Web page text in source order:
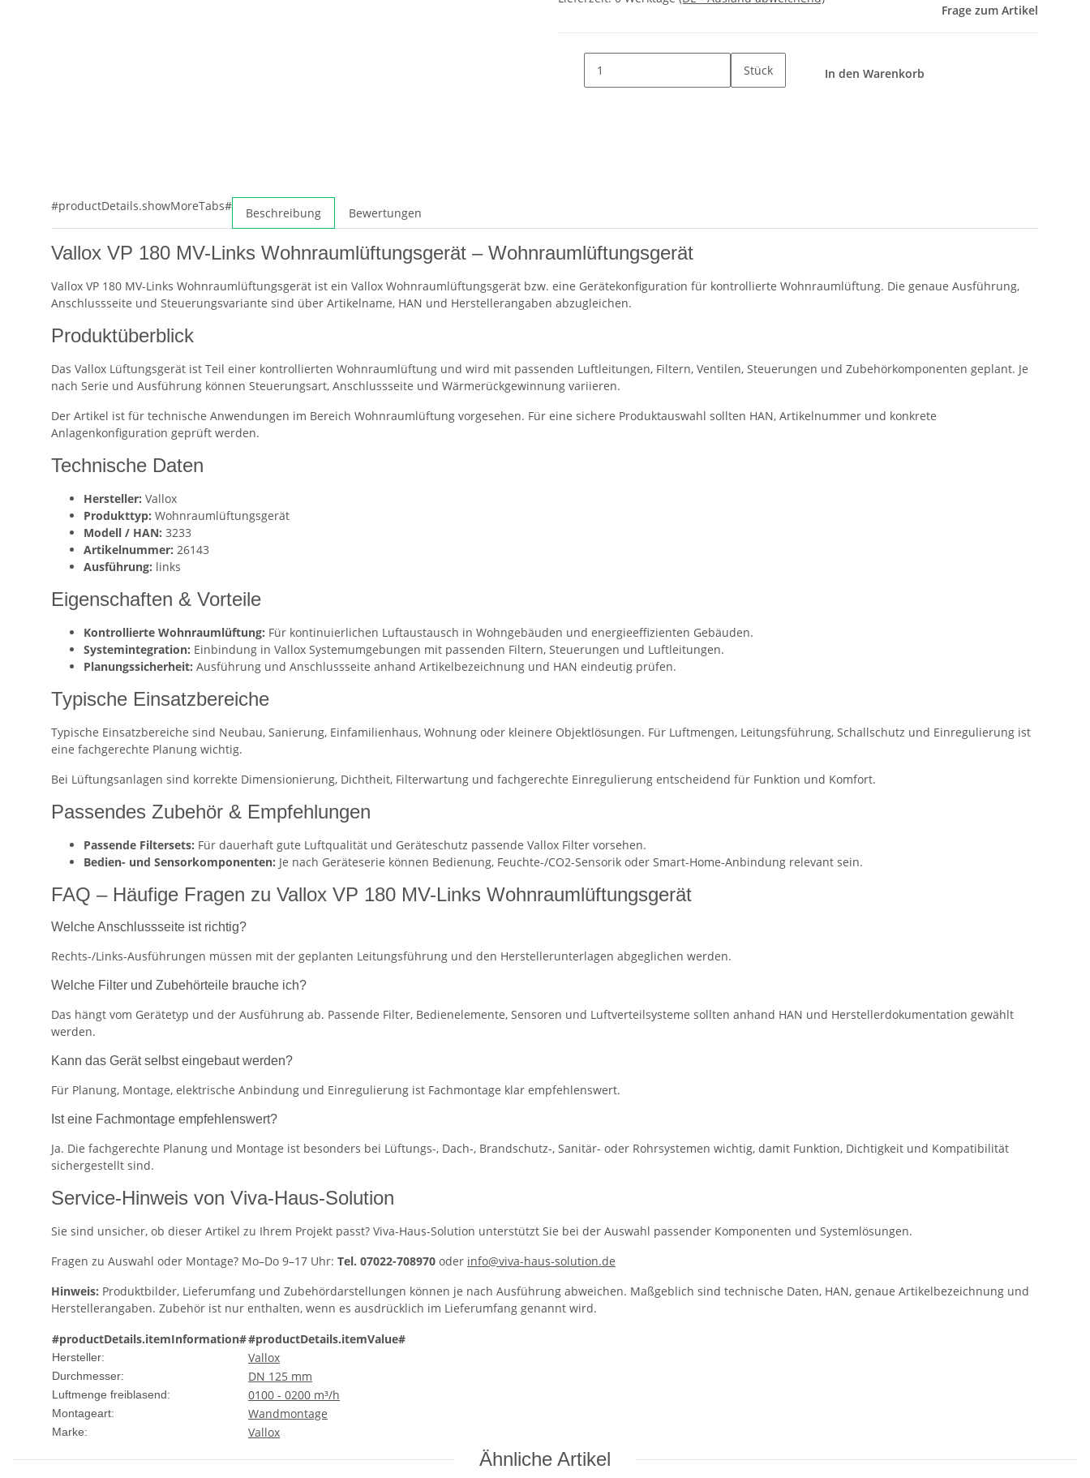
Frage zum Artikel
Stück In den Warenkorb
#productDetails.showMoreTabs# Beschreibung Bewertungen
Vallox VP 180 MV-Links Wohnraumlüftungsgerät – Wohnraumlüftungsgerät
Vallox VP 180 MV-Links Wohnraumlüftungsgerät ist ein Vallox Wohnraumlüftungsgerät bzw. eine Gerätekonfiguration für kontrollierte Wohnraumlüftung. Die genaue Ausführung,
Anschlussseite und Steuerungsvariante sind über Artikelname, HAN und Herstellerangaben abzugleichen.
Produktüberblick
Das Vallox Lüftungsgerät ist Teil einer kontrollierten Wohnraumlüftung und wird mit passenden Luftleitungen, Filtern, Ventilen, Steuerungen und Zubehörkomponenten geplant. Je
nach Serie und Ausführung können Steuerungsart, Anschlussseite und Wärmerückgewinnung variieren.
Der Artikel ist für technische Anwendungen im Bereich Wohnraumlüftung vorgesehen. Für eine sichere Produktauswahl sollten HAN, Artikelnummer und konkrete
Anlagenkonfiguration geprüft werden.
Technische Daten
Hersteller: Vallox
Produkttyp: Wohnraumlüftungsgerät
Modell / HAN: 3233
Artikelnummer: 26143
Ausführung: links
Eigenschaften & Vorteile
Kontrollierte Wohnraumlüftung: Für kontinuierlichen Luftaustausch in Wohngebäuden und energieeffizienten Gebäuden.
Systemintegration: Einbindung in Vallox Systemumgebungen mit passenden Filtern, Steuerungen und Luftleitungen.
Planungssicherheit: Ausführung und Anschlussseite anhand Artikelbezeichnung und HAN eindeutig prüfen.
Typische Einsatzbereiche
Typische Einsatzbereiche sind Neubau, Sanierung, Einfamilienhaus, Wohnung oder kleinere Objektlösungen. Für Luftmengen, Leitungsführung, Schallschutz und Einregulierung ist
eine fachgerechte Planung wichtig.
Bei Lüftungsanlagen sind korrekte Dimensionierung, Dichtheit, Filterwartung und fachgerechte Einregulierung entscheidend für Funktion und Komfort.
Passendes Zubehör & Empfehlungen
Passende Filtersets: Für dauerhaft gute Luftqualität und Geräteschutz passende Vallox Filter vorsehen.
Bedien- und Sensorkomponenten: Je nach Geräteserie können Bedienung, Feuchte-/CO2-Sensorik oder Smart-Home-Anbindung relevant sein.
FAQ – Häufige Fragen zu Vallox VP 180 MV-Links Wohnraumlüftungsgerät
Welche Anschlussseite ist richtig?
Rechts-/Links-Ausführungen müssen mit der geplanten Leitungsführung und den Herstellerunterlagen abgeglichen werden.
Welche Filter und Zubehörteile brauche ich?
Das hängt vom Gerätetyp und der Ausführung ab. Passende Filter, Bedienelemente, Sensoren und Luftverteilsysteme sollten anhand HAN und Herstellerdokumentation gewählt
werden.
Kann das Gerät selbst eingebaut werden?
Für Planung, Montage, elektrische Anbindung und Einregulierung ist Fachmontage klar empfehlenswert.
Ist eine Fachmontage empfehlenswert?
Ja. Die fachgerechte Planung und Montage ist besonders bei Lüftungs-, Dach-, Brandschutz-, Sanitär- oder Rohrsystemen wichtig, damit Funktion, Dichtigkeit und Kompatibilität
sichergestellt sind.
Service-Hinweis von Viva-Haus-Solution
Sie sind unsicher, ob dieser Artikel zu Ihrem Projekt passt? Viva-Haus-Solution unterstützt Sie bei der Auswahl passender Komponenten und Systemlösungen.
Fragen zu Auswahl oder Montage? Mo–Do 9–17 Uhr: Tel. 07022-708970 oder info@viva-haus-solution.de
Hinweis: Produktbilder, Lieferumfang und Zubehördarstellungen können je nach Ausführung abweichen. Maßgeblich sind technische Daten, HAN, genaue Artikelbezeichnung und
Herstellerangaben. Zubehör ist nur enthalten, wenn es ausdrücklich im Lieferumfang genannt wird.
#productDetails.itemInformation##productDetails.itemValue#
Hersteller: Vallox
Durchmesser: DN 125 mm
Luftmenge freiblasend: 0100 - 0200 m³/h
Montageart: Wandmontage
Marke: Vallox
Ähnliche Artikel